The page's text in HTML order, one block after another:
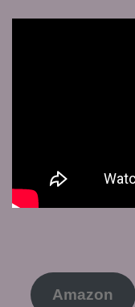
Amazon